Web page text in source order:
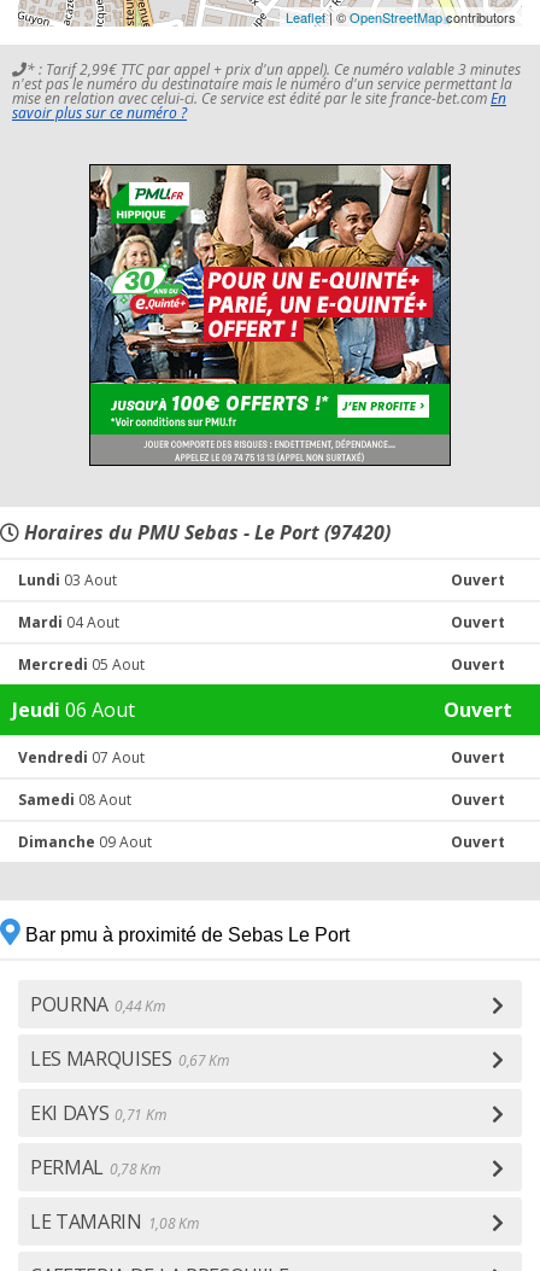
Leaflet| ©OpenStreetMapcontributors
* : Tarif 2,99€ TTC par appel + prix d'un appel). Ce numéro valable 3 minutes
n'est pas le numéro du destinataire mais le numéro d'un service permettant la
mise en relation avec celui-ci. Ce service est édité par le site france-bet.comEn
savoir plus sur ce numéro ?
Horaires du PMU Sebas - Le Port (97420)
Lundi 03 Aout Ouvert
Mardi 04 Aout Ouvert
Mercredi 05 Aout Ouvert
Jeudi 06 Aout Ouvert
Vendredi 07 Aout Ouvert
Samedi 08 Aout Ouvert
Dimanche 09 Aout Ouvert
Bar pmu à proximité de Sebas Le Port
POURNA 0,44 Km
LES MARQUISES 0,67 Km
EKI DAYS 0,71 Km
PERMAL 0,78 Km
LE TAMARIN 1,08 Km